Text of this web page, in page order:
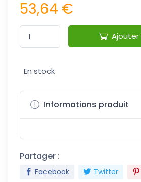
53,64 €
Ajouter
En stock
Informations produit
Partager :
Facebook Twitter